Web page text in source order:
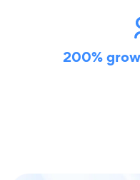
200%